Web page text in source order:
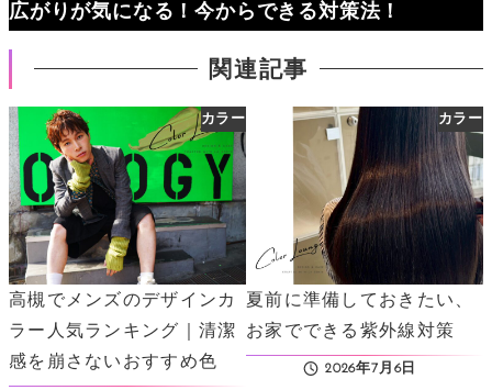
広がりが気になる！今からできる対策法！
関連記事
カラー
高槻でメンズのデザインカ
ラー人気ランキング｜清潔
感を崩さないおすすめ色
カラー
夏前に準備しておきたい、
お家でできる紫外線対策
投稿日
2026年7月6日